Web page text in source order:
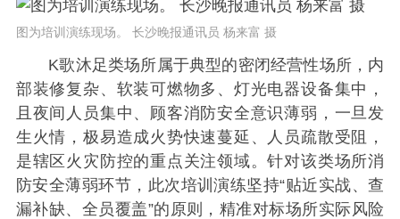
图为培训演练现场。 长沙晚报通讯员 杨来富 摄
K歌沐足类场所属于典型的密闭经营性场所，内
部装修复杂、软装可燃物多、灯光电器设备集中，
且夜间人员集中、顾客消防安全意识薄弱，一旦发
生火情，极易造成火势快速蔓延、人员疏散受阻，
是辖区火灾防控的重点关注领域。针对该类场所消
防安全薄弱环节，此次培训演练坚持“贴近实战、查
漏补缺、全员覆盖”的原则，精准对标场所实际风险